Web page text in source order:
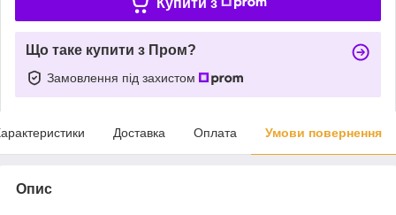
Що таке купити з Пром?
Замовлення під захистом
Доставка Оплата Умови повернення
Опис